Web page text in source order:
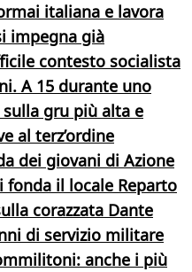
italiana e lavora
impegna già
contesto socialista
A 15 durante uno
gru più alta e
al terz’ordine
dei giovani di Azione
fonda il locale Reparto
corazzata Dante
di servizio militare
anche i più